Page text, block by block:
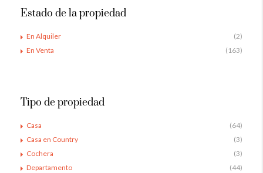
Estado de la propiedad
En Alquiler
(2)
En Venta
(163)
Tipo de propiedad
Casa
(64)
Casa en Country
(3)
Cochera
(3)
Departamento
(44)